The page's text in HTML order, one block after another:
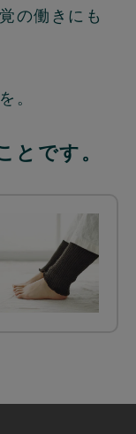
の働きにも
。
とです。